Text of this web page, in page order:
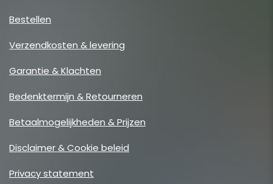
Bestellen
Verzendkosten & levering
Garantie & Klachten
Bedenktermijn & Retourneren
Betaalmogelijkheden & Prijzen
Disclaimer & Cookie beleid
Privacy statement